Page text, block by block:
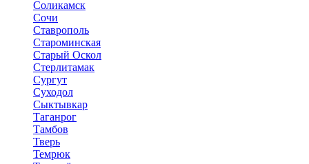
Соликамск
Сочи
Ставрополь
Староминская
Старый Оскол
Стерлитамак
Сургут
Суходол
Сыктывкар
Таганрог
Тамбов
Тверь
Темрюк